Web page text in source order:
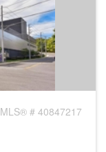
MLS® # 40847217